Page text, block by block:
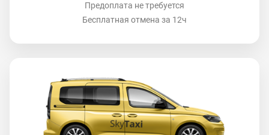
Предоплата не требуется
Бесплатная отмена за 12ч